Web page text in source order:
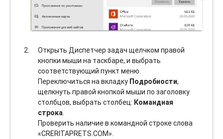
Открыть Диспетчер задач щелчком правой
кнопки мыши на таскбаре, и выбрать
соотвeтствующий пункт меню.
Переключиться на вкладку Подробности,
щелкнуть правой кнопкой мыши по заголовку
столбцов, выбрать столбец: Командная
строка.
Проверить наличие в командной строке слова
«CRERITAPRETS.COM».